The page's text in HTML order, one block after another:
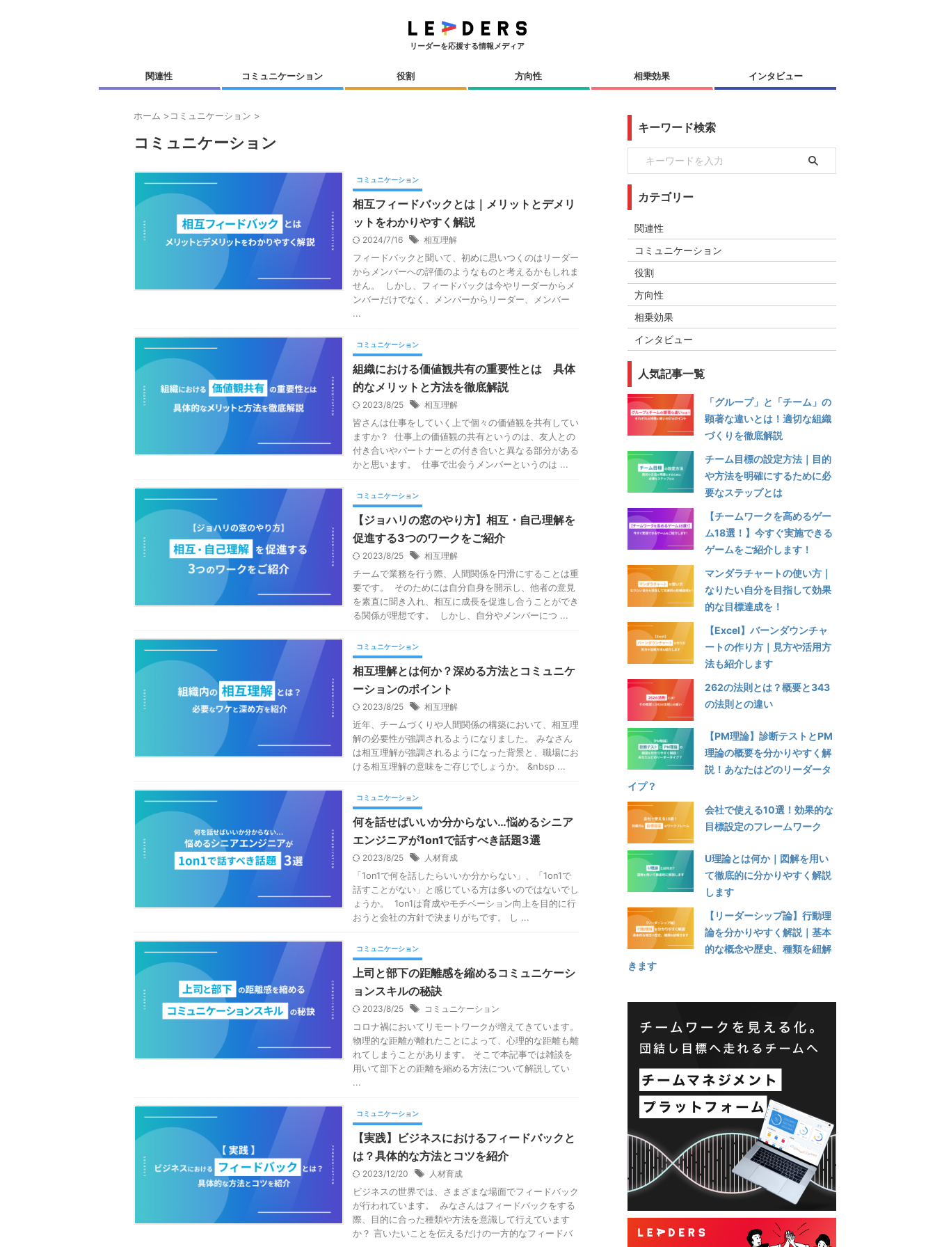
リーダーを応援する情報メディア
関連性 コミュニケーション 役割 方向性 相乗効果 インタビュー
ホーム >コミュニケーション >
コミュニケーション
コミュニケーション
相互フィードバックとは｜メリットとデメリ
ットをわかりやすく解説
2024/7/16 相互理解
フィードバックと聞いて、初めに思いつくのはリーダー
からメンバーへの評価のようなものと考えるかもしれま
せん。 しかし、フィードバックは今やリーダーからメ
ンバーだけでなく、メンバーからリーダー、メンバー
...
コミュニケーション
組織における価値観共有の重要性とは 具体
的なメリットと方法を徹底解説
2023/8/25 相互理解
皆さんは仕事をしていく上で個々の価値観を共有してい
ますか？ 仕事上の価値観の共有というのは、友人との
付き合いやパートナーとの付き合いと異なる部分がある
かと思います。 仕事で出会うメンバーというのは ...
コミュニケーション
【ジョハリの窓のやり方】相互・自己理解を
促進する3つのワークをご紹介
2023/8/25 相互理解
チームで業務を行う際、人間関係を円滑にすることは重
要です。 そのためには自分自身を開示し、他者の意見
を素直に聞き入れ、相互に成長を促進し合うことができ
る関係が理想です。 しかし、自分やメンバーにつ ...
コミュニケーション
相互理解とは何か？深める方法とコミュニケ
ーションのポイント
2023/8/25 相互理解
近年、チームづくりや人間関係の構築において、相互理
解の必要性が強調されるようになりました。 みなさん
は相互理解が強調されるようになった背景と、職場にお
ける相互理解の意味をご存じでしょうか。 &nbsp ...
コミュニケーション
何を話せばいいか分からない…悩めるシニア
エンジニアが1on1で話すべき話題3選
2023/8/25 人材育成
「1on1で何を話したらいいか分からない」、「1on1で
話すことがない」と感じている方は多いのではないでし
ょうか。 1on1は育成やモチベーション向上を目的に行
おうと会社の方針で決まりがちです。 し ...
コミュニケーション
上司と部下の距離感を縮めるコミュニケーシ
ョンスキルの秘訣
2023/8/25 コミュニケーション
コロナ禍においてリモートワークが増えてきています。
物理的な距離が離れたことによって、心理的な距離も離
れてしまうことがあります。 そこで本記事では雑談を
用いて部下との距離を縮める方法について解説してい
...
コミュニケーション
【実践】ビジネスにおけるフィードバックと
は？具体的な方法とコツを紹介
2023/12/20 人材育成
ビジネスの世界では、さまざまな場面でフィードバック
が行われています。 みなさんはフィードバックをする
際、目的に合った種類や方法を意識して行えています
か？ 言いたいことを伝えるだけの一方的なフィードバ
キーワード検索
カテゴリー
関連性
コミュニケーション
役割
方向性
相乗効果
インタビュー
人気記事一覧
「グループ」と「チーム」の
顕著な違いとは！適切な組織
づくりを徹底解説
チーム目標の設定方法｜目的
や方法を明確にするために必
要なステップとは
【チームワークを高めるゲー
ム18選！】今すぐ実施できる
ゲームをご紹介します！
マンダラチャートの使い方｜
なりたい自分を目指して効果
的な目標達成を！
【Excel】バーンダウンチャ
ートの作り方｜見方や活用方
法も紹介します
262の法則とは？概要と343
の法則との違い
【PM理論】診断テストとPM
理論の概要を分かりやすく解
説！あなたはどのリーダータ
イプ？
会社で使える10選！効果的な
目標設定のフレームワーク
U理論とは何か｜図解を用い
て徹底的に分かりやすく解説
します
【リーダーシップ論】行動理
論を分かりやすく解説｜基本
的な概念や歴史、種類を紐解
きます